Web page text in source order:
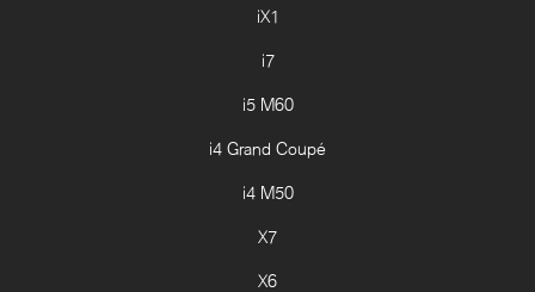
iX1
i7
i5 M60
i4 Grand Coupé
i4 M50
X7
X6